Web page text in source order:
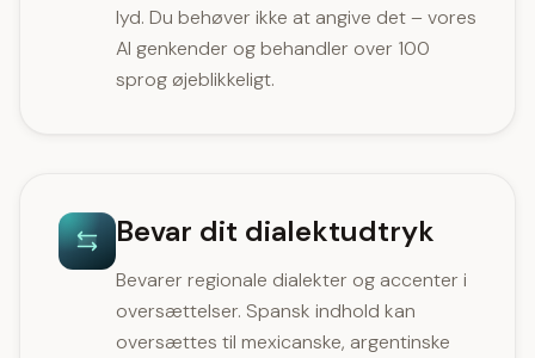
lyd. Du behøver ikke at angive det – vores
AI genkender og behandler over 100
sprog øjeblikkeligt.
Bevar dit dialektudtryk
Bevarer regionale dialekter og accenter i
oversættelser. Spansk indhold kan
oversættes til mexicanske, argentinske